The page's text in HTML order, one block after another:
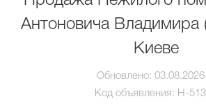
Антоновича Владимира
Киеве
Обновлено: 03.08.2026
Код объявления: H-